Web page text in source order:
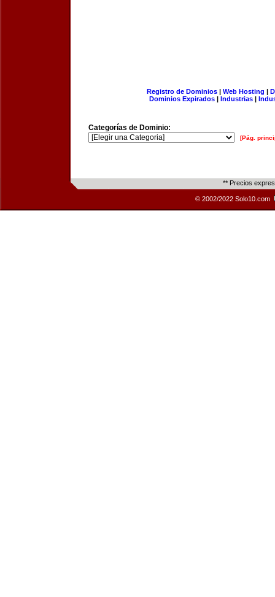
Registro de Dominios| Web Hosting |
Dominios Expirados | Industrias |
Categorías de Dominio:
[Pág.
** Precios
© 2002/2022 Solo10.com